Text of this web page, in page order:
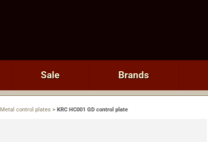
Sale Brands
Metal control plates > KRC HC001 GD control plate